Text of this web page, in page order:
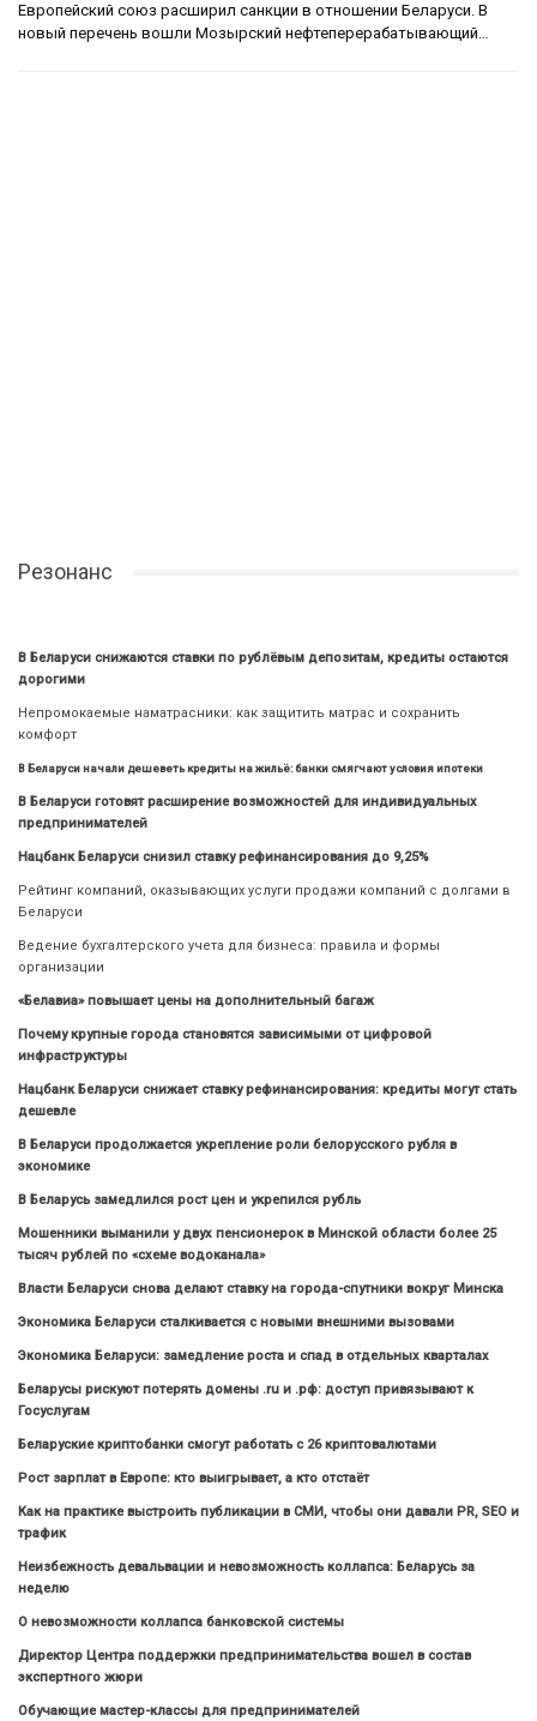
Европейский союз расширил санкции в отношении Беларуси. В
новый перечень вошли Мозырский нефтеперерабатывающий…
Резонанс
В Беларуси снижаются ставки по рублёвым депозитам, кредиты остаются
дорогими
Непромокаемые наматрасники: как защитить матрас и сохранить
комфорт
В Беларуси начали дешеветь кредиты на жильё: банки смягчают условия ипотеки
В Беларуси готовят расширение возможностей для индивидуальных
предпринимателей
Нацбанк Беларуси снизил ставку рефинансирования до 9,25%
Рейтинг компаний, оказывающих услуги продажи компаний с долгами в
Беларуси
Ведение бухгалтерского учета для бизнеса: правила и формы
организации
«Белавиа» повышает цены на дополнительный багаж
Почему крупные города становятся зависимыми от цифровой
инфраструктуры
Нацбанк Беларуси снижает ставку рефинансирования: кредиты могут стать
дешевле
В Беларуси продолжается укрепление роли белорусского рубля в
экономике
В Беларусь замедлился рост цен и укрепился рубль
Мошенники выманили у двух пенсионерок в Минской области более 25
тысяч рублей по «схеме водоканала»
Власти Беларуси снова делают ставку на города-спутники вокруг Минска
Экономика Беларуси сталкивается с новыми внешними вызовами
Экономика Беларуси: замедление роста и спад в отдельных кварталах
Беларусы рискуют потерять домены .ru и .рф: доступ привязывают к
Госуслугам
Беларуские криптобанки смогут работать с 26 криптовалютами
Рост зарплат в Европе: кто выигрывает, а кто отстаёт
Как на практике выстроить публикации в СМИ, чтобы они давали PR, SEO и
трафик
Неизбежность девальвации и невозможность коллапса: Беларусь за
неделю
О невозможности коллапса банковской системы
Директор Центра поддержки предпринимательства вошел в состав
экспертного жюри
Обучающие мастер-классы для предпринимателей